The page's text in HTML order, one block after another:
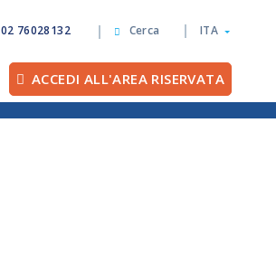
Cerca ITA
ACCEDI ALL'AREA RISERVATA
02 76028132